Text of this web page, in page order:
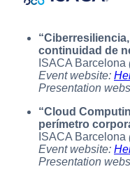
continuidad de
ISACA Barcelona
Event website:
Presentation
“Cloud
perímetro
ISACA Barcelona
Event website:
Presentation